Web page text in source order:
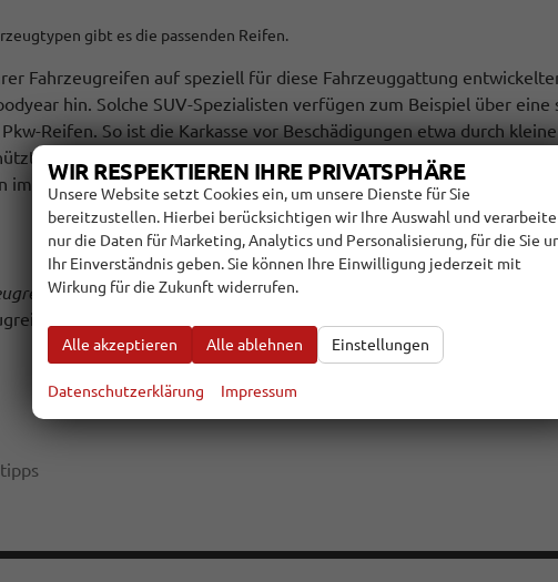
gibt es die passenden Reifen.
Fahrzeugreifen auf speziell für diese Fahrzeuggattung
hin. Solche SUV-Spezialisten verfügen zum Beispiel über
Reifen. So ist die Karkasse vor Beschädigungen etwa durch
Auch eine stabilere Seitenwand bewahrt schützt den Pneu vor
im Anhängerbetrieb bessere Traktion entwickeln.
auf speziell für diese Fahrzeuggattung entwickelten Pneus
tipps
WIR RESPEKTIEREN IHRE PRIVATSPHÄRE
Unsere Website setzt Cookies ein, um unsere Dienste für Sie
bereitzustellen. Hierbei berücksichtigen wir Ihre Auswahl und
nur die Daten für Marketing, Analytics und Personalisierung, für die Sie
Ihr Einverständnis geben. Sie können Ihre Einwilligung jederzeit mit
Wirkung für die Zukunft widerrufen.
Alle akzeptieren Alle ablehnen Einstellungen
Datenschutzerklärung Impressum